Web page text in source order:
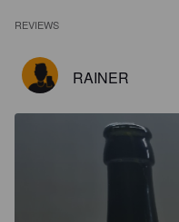
REVIEWS
RAINER